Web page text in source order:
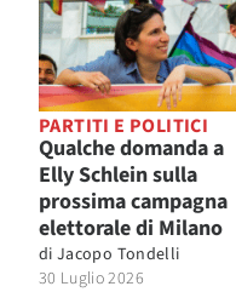
PARTITI E POLITICI
Qualche domanda a
Elly Schlein sulla
prossima campagna
elettorale di Milano
di Jacopo Tondelli
30 Luglio 2026